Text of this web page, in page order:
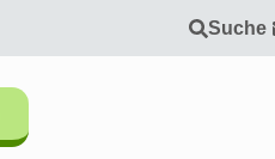
Suche